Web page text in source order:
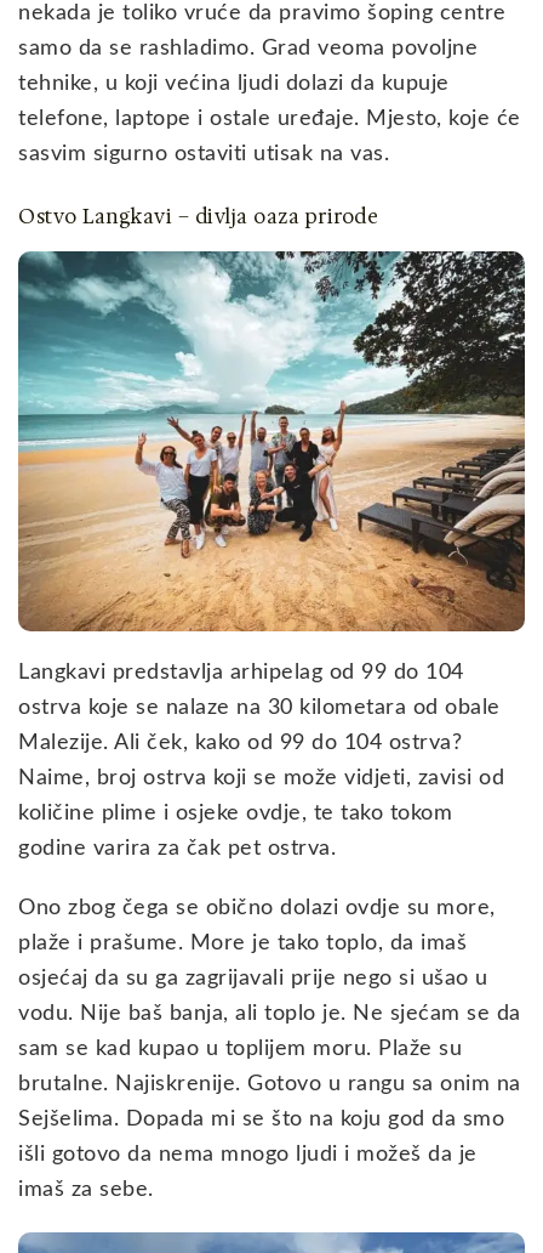
nekada je toliko vruće da pravimo šoping centre
samo da se rashladimo. Grad veoma povoljne
tehnike, u koji većina ljudi dolazi da kupuje
telefone, laptope i ostale uređaje. Mjesto, koje će
sasvim sigurno ostaviti utisak na vas.
Ostvo Langkavi – divlja oaza prirode
Langkavi predstavlja arhipelag od 99 do 104
ostrva koje se nalaze na 30 kilometara od obale
Malezije. Ali ček, kako od 99 do 104 ostrva?
Naime, broj ostrva koji se može vidjeti, zavisi od
količine plime i osjeke ovdje, te tako tokom
godine varira za čak pet ostrva.
Ono zbog čega se obično dolazi ovdje su more,
plaže i prašume. More je tako toplo, da imaš
osjećaj da su ga zagrijavali prije nego si ušao u
vodu. Nije baš banja, ali toplo je. Ne sjećam se da
sam se kad kupao u toplijem moru. Plaže su
brutalne. Najiskrenije. Gotovo u rangu sa onim na
Sejšelima. Dopada mi se što na koju god da smo
išli gotovo da nema mnogo ljudi i možeš da je
imaš za sebe.